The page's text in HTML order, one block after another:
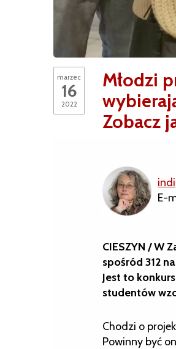
marzec
16
2022
Młodzi
Zobacz
indi
E-
CIESZYN / W
spośród 312
Jest to
studentów
Chodzi o
Powinny być